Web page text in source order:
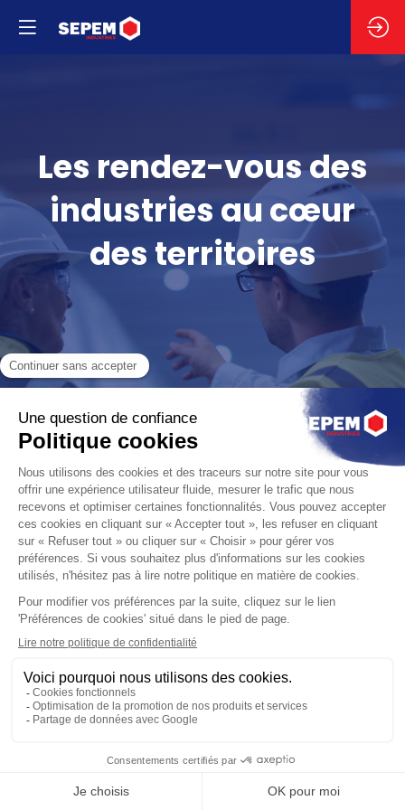
Les rendez-vous des
industries au cœur
des territoires
DESTINATION INÉDITE
Brest
02|03
juin 2026